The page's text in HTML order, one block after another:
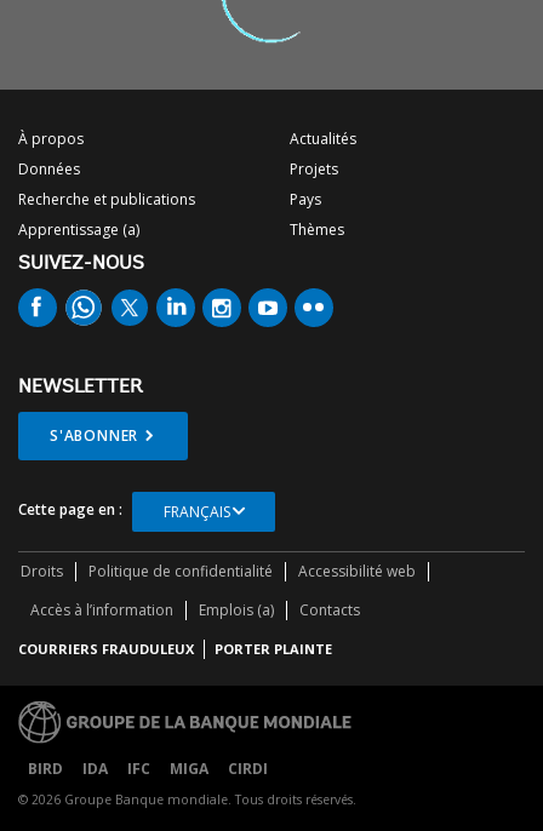
À propos
Données
Recherche et publications
Apprentissage (a)
Actualités
Projets
Pays
Thèmes
SUIVEZ-NOUS
NEWSLETTER
S'ABONNER
Cette page en : FRANÇAIS
Droits Politique de confidentialité
Accessibilité web
Accès à l’information
Emplois (a) Contacts
COURRIERS FRAUDULEUX PORTER PLAINTE
BIRD IDA IFC MIGA CIRDI
© 2026 Groupe Banque mondiale. Tous droits réservés.